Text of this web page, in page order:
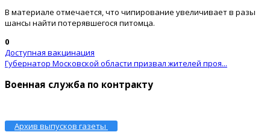
В материале отмечается, что чипирование увеличивает в разы
шансы найти потерявшегося питомца.
0
Доступная вакцинация
Губернатор Московской области призвал жителей проя...
Военная служба по контракту
Архив выпусков газеты